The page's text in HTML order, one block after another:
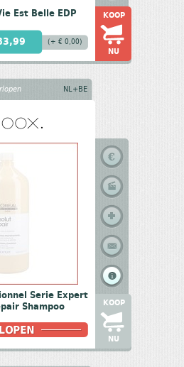
Est Belle EDP
(+ € 0,00)
KOOP
NU
NL+BE
Serie Expert
Shampoo
KOOP
NU